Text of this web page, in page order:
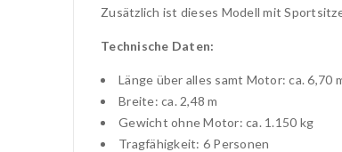
Zusätzlich ist dieses Modell mit
Technische Daten:
Länge über alles samt Motor: ca. 6,70
Breite: ca. 2,48 m
Gewicht ohne Motor: ca. 1.150 kg
Tragfähigkeit: 6 Personen